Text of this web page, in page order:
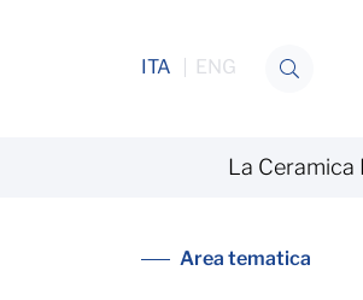
ITA ENG
La Ceramica
Area tematica